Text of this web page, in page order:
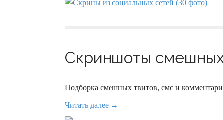
Скриншоты
Подборка смешных твитов, смс и
Читать далее →